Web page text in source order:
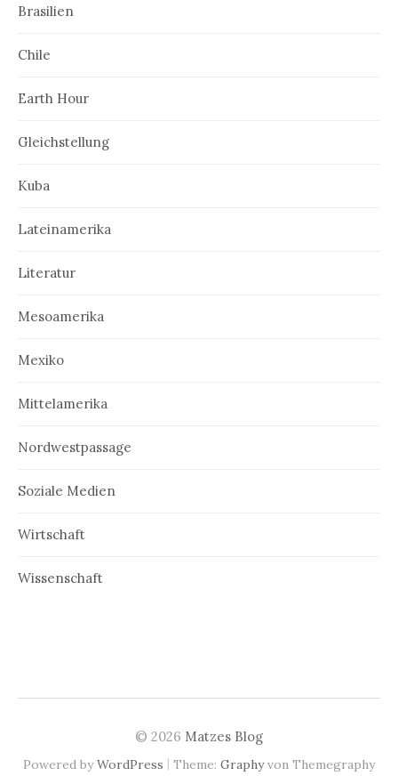
Brasilien
Chile
Earth Hour
Gleichstellung
Kuba
Lateinamerika
Literatur
Mesoamerika
Mexiko
Mittelamerika
Nordwestpassage
Soziale Medien
Wirtschaft
Wissenschaft
© 2026 Matzes Blog
Powered byWordPress | Theme: Graphyvon Themegraphy